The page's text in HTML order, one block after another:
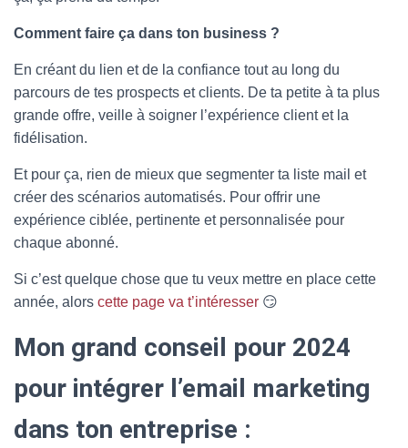
Comment faire ça dans ton business ?
En créant du lien et de la confiance tout au long du
parcours de tes prospects et clients. De ta petite à ta plus
grande offre, veille à soigner l’expérience client et la
fidélisation.
Et pour ça, rien de mieux que segmenter ta liste mail et
créer des scénarios automatisés. Pour offrir une
expérience ciblée, pertinente et personnalisée pour
chaque abonné.
Si c’est quelque chose que tu veux mettre en place cette
année, alors cette page va t’intéresser 😏
Mon grand conseil pour 2024
pour intégrer l’email marketing
dans ton entreprise :